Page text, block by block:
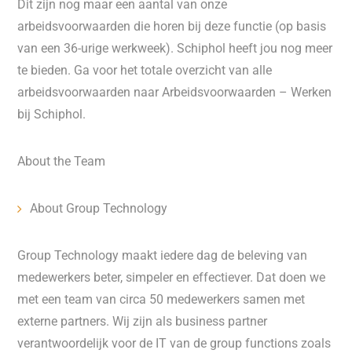
Dit zijn nog maar een aantal van onze
arbeidsvoorwaarden die horen bij deze functie (op basis
van een 36-urige werkweek). Schiphol heeft jou nog meer
te bieden. Ga voor het totale overzicht van alle
arbeidsvoorwaarden naar Arbeidsvoorwaarden – Werken
bij Schiphol.
About the Team
About Group Technology
Group Technology maakt iedere dag de beleving van
medewerkers beter, simpeler en effectiever. Dat doen we
met een team van circa 50 medewerkers samen met
externe partners. Wij zijn als business partner
verantwoordelijk voor de IT van de group functions zoals